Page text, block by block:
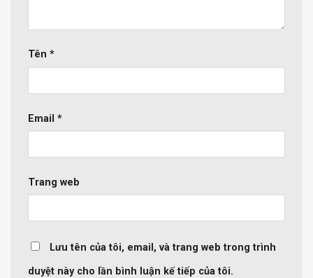
Tên *
Email *
Trang web
Lưu tên của tôi, email, và trang web trong trình
duyệt này cho lần bình luận kế tiếp của tôi.